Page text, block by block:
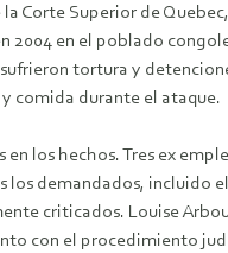
Corte Superior de
2004 en el poblado
tortura y
comida durante el ataque.
los hechos. Tres ex
demandados, incluido
criticados. Louise
con el procedimiento